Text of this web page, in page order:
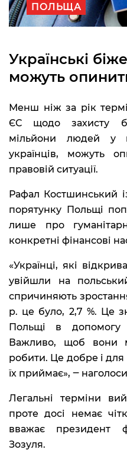
ПОЛЬЩА
Українські
можуть
Менш ніж за рік
ЄС щодо захисту
мільйони людей у
українців, можуть
правовій ситуації.
Рафал Костшинський
порятунку Польщі
лише про
конкретні фінансові
«Українці, які
увійшли на
спричиняють
р. це було, 2,7 %. Це
Польщі в допомогу
Важливо, щоб вони
робити. Це добре і для
їх приймає», ‒
Легальні терміни
проте досі немає
вважає президент
Зозуля.